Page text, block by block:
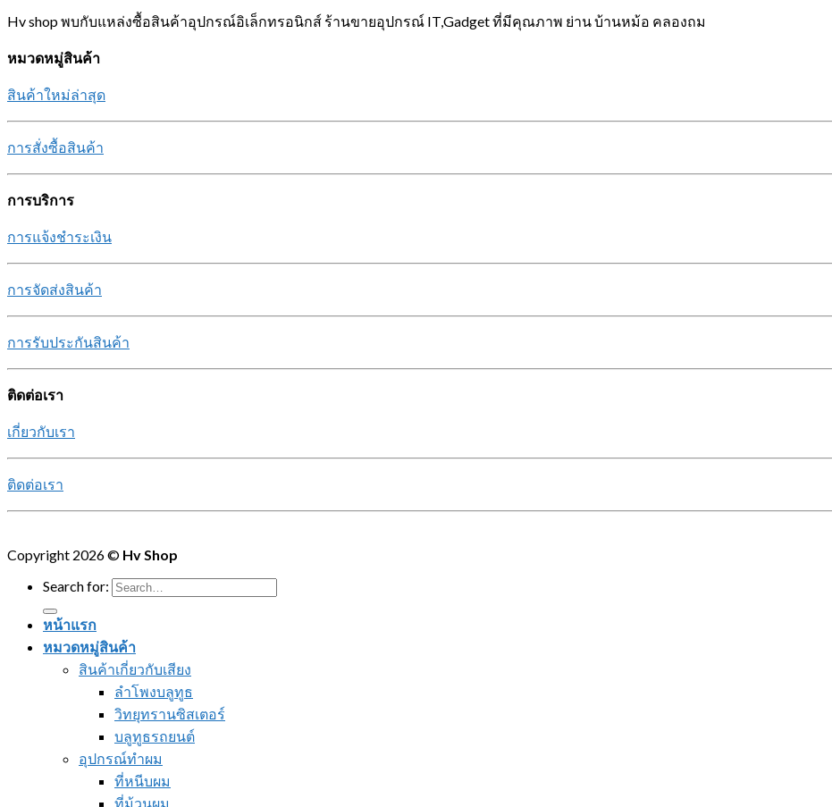
Hv shop พบกับแหล่งซื้อสินค้าอุปกรณ์อิเล็กทรอนิกส์ ร้านขายอุปกรณ์ IT,Gadget ที่มีคุณภาพ ย่าน บ้านหม้อ คลองถม
หมวดหมู่สินค้า
สินค้าใหม่ล่าสุด
การสั่งซื้อสินค้า
การบริการ
การแจ้งชำระเงิน
การจัดส่งสินค้า
การรับประกันสินค้า
ติดต่อเรา
เกี่ยวกับเรา
ติดต่อเรา
Copyright 2026 © Hv Shop
Search for:
หน้าแรก
หมวดหมู่สินค้า
สินค้าเกี่ยวกับเสียง
ลำโพงบลูทูธ
วิทยุทรานซิสเตอร์
บลูทูธรถยนต์
อุปกรณ์ทำผม
ที่หนีบผม
ที่ม้วนผม